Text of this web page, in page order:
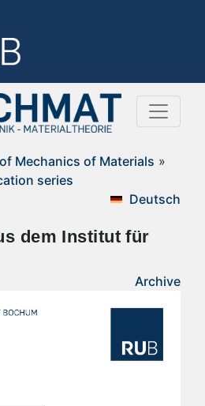
Mechanics of Materials »
series
Deutsch
dem Institut für
Archive